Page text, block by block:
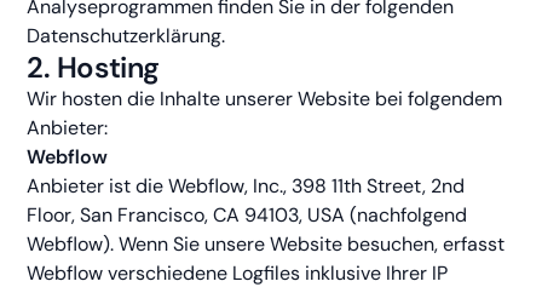
Analyseprogrammen finden Sie in der folgenden
Datenschutzerklärung.
2. Hosting
Wir hosten die Inhalte unserer Website bei folgendem
Anbieter:
Webflow
Anbieter ist die Webflow, Inc., 398 11th Street, 2nd
Floor, San Francisco, CA 94103, USA (nachfolgend
Webflow). Wenn Sie unsere Website besuchen, erfasst
Webflow verschiedene Logfiles inklusive Ihrer IP